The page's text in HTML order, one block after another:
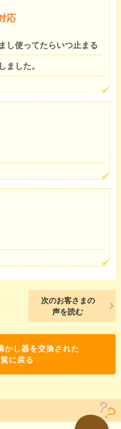
応
し使ってたらいつ止まる
ました。
次のお客さまの
声を読む
かし器を交換された
に戻る